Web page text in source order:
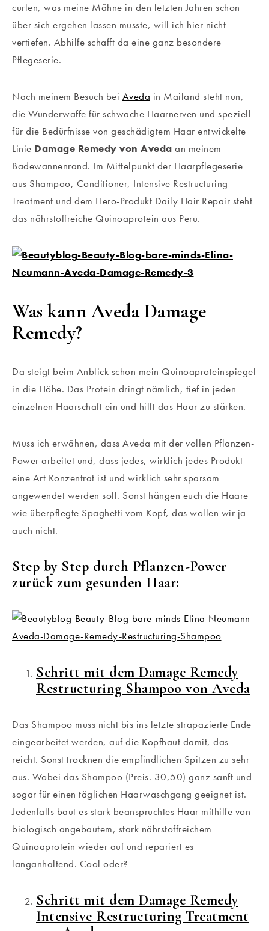
curlen, was meine Mähne in den letzten Jahren schon
über sich ergehen lassen musste, will ich hier nicht
vertiefen. Abhilfe schafft da eine ganz besondere
Pflegeserie.
Nach meinem Besuch bei Aveda in Mailand steht nun,
die Wunderwaffe für schwache Haarnerven und speziell
für die Bedürfnisse von geschädigtem Haar entwickelte
Linie Damage Remedy von Aveda an meinem
Badewannenrand. Im Mittelpunkt der Haarpflegeserie
aus Shampoo, Conditioner, Intensive Restructuring
Treatment und dem Hero-Produkt Daily Hair Repair steht
das nährstoffreiche Quinoaprotein aus Peru.
Was kann Aveda Damage
Remedy?
Da steigt beim Anblick schon mein Quinoaproteinspiegel
in die Höhe. Das Protein dringt nämlich, tief in jeden
einzelnen Haarschaft ein und hilft das Haar zu stärken.
Muss ich erwähnen, dass Aveda mit der vollen Pflanzen-
Power arbeitet und, dass jedes, wirklich jedes Produkt
eine Art Konzentrat ist und wirklich sehr sparsam
angewendet werden soll. Sonst hängen euch die Haare
wie überpflegte Spaghetti vom Kopf, das wollen wir ja
auch nicht.
Step by Step durch Pflanzen-Power
zurück zum gesunden Haar:
Schritt mit dem Damage Remedy
Restructuring Shampoo von Aveda
Das Shampoo muss nicht bis ins letzte strapazierte Ende
eingearbeitet werden, auf die Kopfhaut damit, das
reicht. Sonst trocknen die empfindlichen Spitzen zu sehr
aus. Wobei das Shampoo (Preis. 30,50) ganz sanft und
sogar für einen täglichen Haarwaschgang geeignet ist.
Jedenfalls baut es stark beanspruchtes Haar mithilfe von
biologisch angebautem, stark nährstoffreichem
Quinoaprotein wieder auf und repariert es
langanhaltend. Cool oder?
Schritt mit dem Damage Remedy
Intensive Restructuring Treatment